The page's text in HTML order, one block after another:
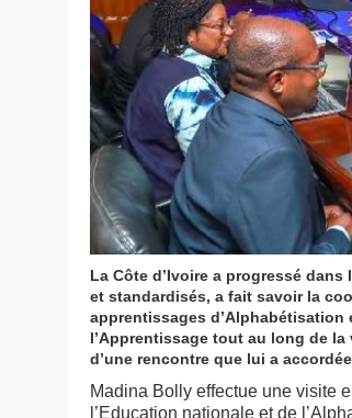
La Côte d’Ivoire a progressé
et standardisés, a fait savoir la
apprentissages d’Alphabétisation
l’Apprentissage tout au long de la
d’une rencontre que lui a
Madina Bolly effectue une visite
l’Education nationale et de